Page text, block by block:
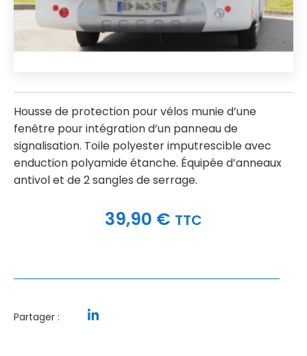
Housse de protection pour vélos munie d’une
fenêtre pour intégration d’un panneau de
signalisation. Toile polyester imputrescible avec
enduction polyamide étanche. Équipée d’anneaux
antivol et de 2 sangles de serrage.
39,90 € TTC
Partager :